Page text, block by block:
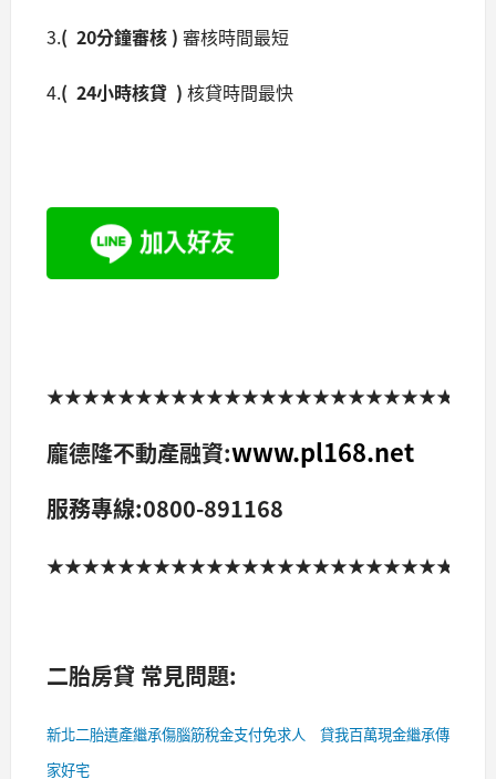
3.( 20分鐘審核 ) 審核時間最短
4.( 24小時核貸 ) 核貸時間最快
★★★★★★★★★★★★★★★★★★★★★★★★
龐德隆不動產融資:www.pl168.net
服務專線:0800-891168
★★★★★★★★★★★★★★★★★★★★★★★★
二胎房貸 常見問題:
新北二胎遺產繼承傷腦筋稅金支付免求人 貸我百萬現金繼承傳
家好宅